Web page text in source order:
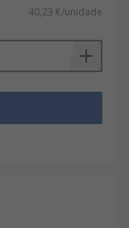
40,23 €/unidade